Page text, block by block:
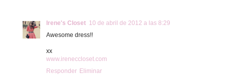
Irene's Closet 10 de abril de 2012 a las 8:29
Awesome dress!!
xx
www.ireneccloset.com
Responder Eliminar